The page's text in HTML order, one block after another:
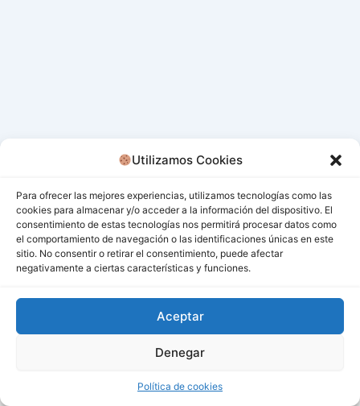
Utilizamos Cookies
Para ofrecer las mejores experiencias, utilizamos tecnologías como las
cookies para almacenar y/o acceder a la información del dispositivo. El
consentimiento de estas tecnologías nos permitirá procesar datos como
el comportamiento de navegación o las identificaciones únicas en este
sitio. No consentir o retirar el consentimiento, puede afectar
negativamente a ciertas características y funciones.
Aceptar
Denegar
Política de cookies
Todos los derechos © 2026 San Miguel De Los Bancos |